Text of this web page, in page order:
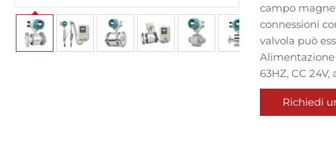
campo
connessioni
valvola può
Alimentazione
63HZ, CC
Richiedi